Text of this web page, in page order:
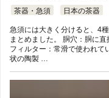
茶器・急須 日本の茶器
急須には大きく分けると、4
まとめました。 胴穴：胴に
フィルター：常滑で使われて
状の陶製 …